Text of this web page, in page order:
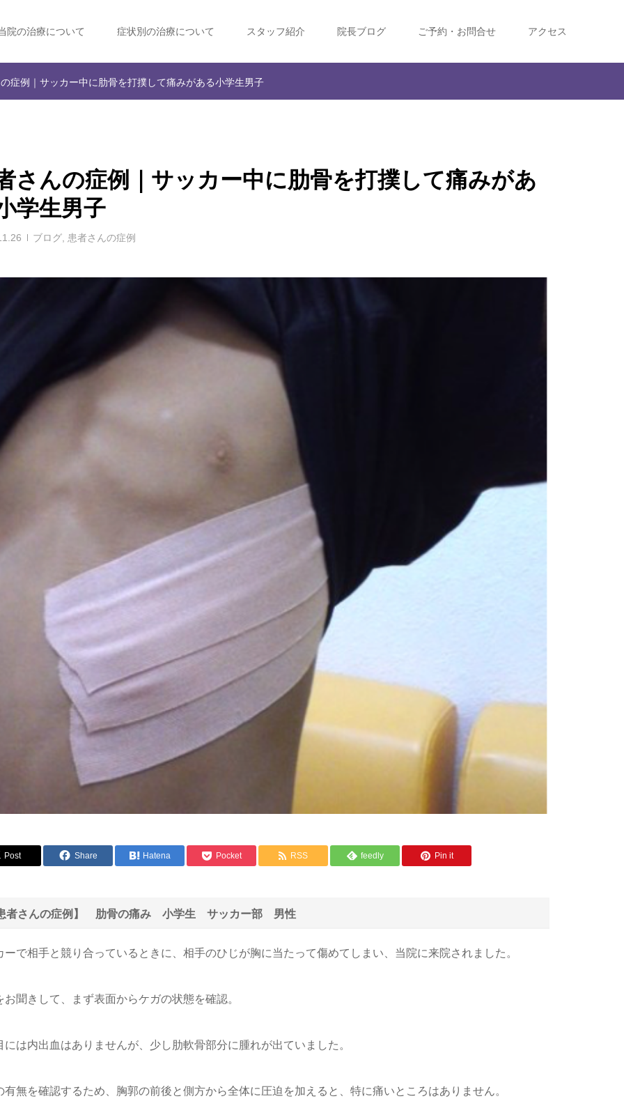
院の治療について 症状別の治療について スタッフ紹介 院長ブログ ご予約・お問合せ アクセス
症例｜サッカー中に肋骨を打撲して痛みがある小学生男子
さんの症例｜サッカー中に肋骨を打撲して痛みがあ
学生男子
ブログ 患者さんの症例
Post Share Hatena Pocket RSS feedly Pin it
者さんの症例】 肋骨の痛み 小学生 サッカー部 男性
ーで相手と競り合っているときに、相手のひじが胸に当たって傷めてしまい、当院に来院されました。
お聞きして、まず表面からケガの状態を確認。
には内出血はありませんが、少し肋軟骨部分に腫れが出ていました。
有無を確認するため、胸郭の前後と側方から全体に圧迫を加えると、特に痛いところはありません。